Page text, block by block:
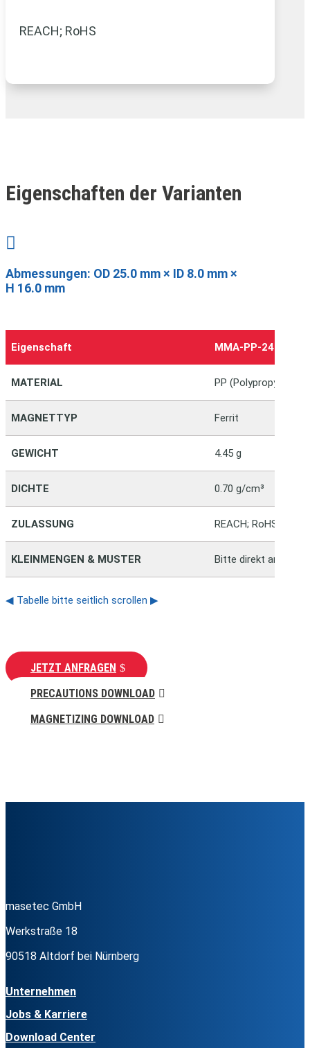
REACH; RoHS
Eigenschaften der Varianten

Abmessungen: OD 25.0 mm × ID 8.0 mm ×
H 16.0 mm
Eigenschaft MMA-PP-240816-
MATERIAL PP (Polypropylen)
MAGNETTYP Ferrit
GEWICHT 4.45 g
DICHTE 0.70 g/cm³
ZULASSUNG REACH; RoHS
KLEINMENGEN & MUSTER Bitte direkt anfragen
◀ Tabelle bitte seitlich scrollen ▶
JETZT ANFRAGEN
PRECAUTIONS DOWNLOAD
MAGNETIZING DOWNLOAD
masetec GmbH
Werkstraße 18
90518 Altdorf bei Nürnberg
Unternehmen
Jobs & Karriere
Download Center